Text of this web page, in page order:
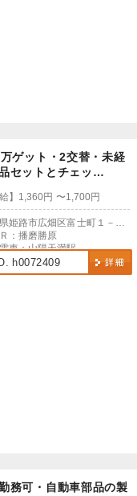
ゲット・2交替・未経
セットとチェッ…
給】1,360円 〜1,700円
兵庫県姫路市広畑区富士町１－４０
：播磨勝原
車：山陽天満駅
より無料送迎あり
バイク・自転車通勤OK
h0072409
務可・自動車部品の製